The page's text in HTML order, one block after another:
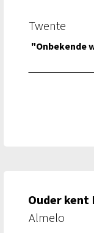
Twente
"Onbekende
Ouder kent
Almelo